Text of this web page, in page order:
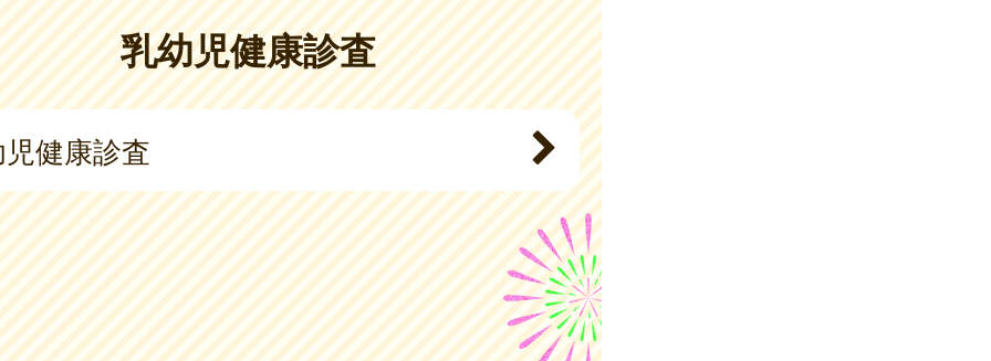
乳幼児健康診査
健康診査